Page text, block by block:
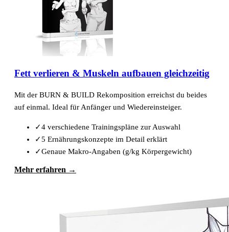
Fett verlieren & Muskeln aufbauen gleichzeitig
Mit der BURN & BUILD Rekomposition erreichst du beides
auf einmal. Ideal für Anfänger und Wiedereinsteiger.
✓4 verschiedene Trainingspläne zur Auswahl
✓5 Ernährungskonzepte im Detail erklärt
✓Genaue Makro-Angaben (g/kg Körpergewicht)
Mehr erfahren →